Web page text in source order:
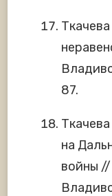
87.
на
войны